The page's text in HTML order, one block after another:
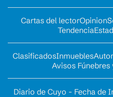
Cartas del lectorOpinion
Tendencia
ClasificadosInmuebles
Avisos Fúnebres
Diario de Cuyo - Fecha de